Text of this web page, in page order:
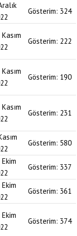
Gösterim: 324
Gösterim: 222
Gösterim: 190
Gösterim: 231
Gösterim: 580
Gösterim: 337
Gösterim: 361
Gösterim: 374